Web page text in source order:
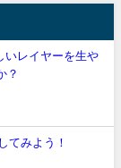
レイヤーを生や
？
てみよう！